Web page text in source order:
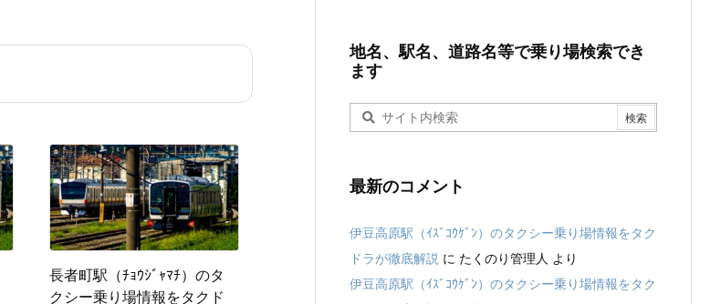
長者町駅（ﾁｮｳｼﾞｬﾏﾁ）のタ
クシー乗り場情報をタクド
地名、駅名、道路名等で乗り場検索でき
ます
最新のコメント
伊豆高原駅（ｲｽﾞｺｳｹﾞﾝ）のタクシー乗り場情報をタク
ドラが徹底解説 に たくのり管理人 より
伊豆高原駅（ｲｽﾞｺｳｹﾞﾝ）のタクシー乗り場情報をタク